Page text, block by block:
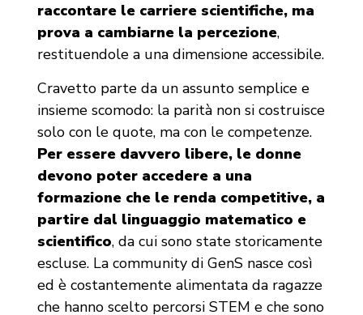
raccontare le carriere scientifiche, ma
prova a cambiarne la percezione,
restituendole a una dimensione accessibile.
Cravetto parte da un assunto semplice e
insieme scomodo: la parità non si costruisce
solo con le quote, ma con le competenze.
Per essere davvero libere, le donne
devono poter accedere a una
formazione che le renda competitive, a
partire dal linguaggio matematico e
scientifico, da cui sono state storicamente
escluse. La community di GenS nasce così
ed è costantemente alimentata da ragazze
che hanno scelto percorsi STEM e che sono